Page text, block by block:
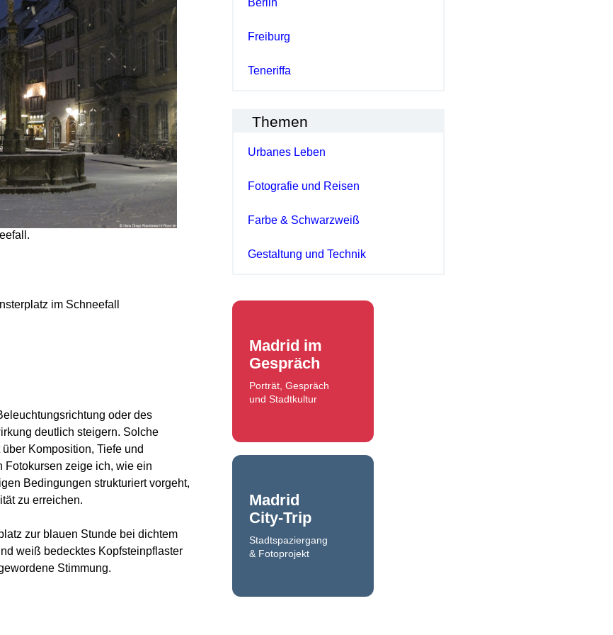
im Schneefall
oder des
deutlich steigern. Solche
Komposition, Tiefe und
Fotokursen zeige ich, wie ein
Bedingungen strukturiert vorgeht,
zu erreichen.
zur blauen Stunde bei dichtem
weiß bedecktes Kopfsteinpflaster
Stimmung.
Freiburg
Teneriffa
Themen
Urbanes Leben
Fotografie und Reisen
Farbe & Schwarzweiß
Gestaltung und Technik
Madrid im
Gespräch
Porträt, Gespräch
und Stadtkultur
Madrid
City-Trip
Stadtspaziergang
& Fotoprojekt